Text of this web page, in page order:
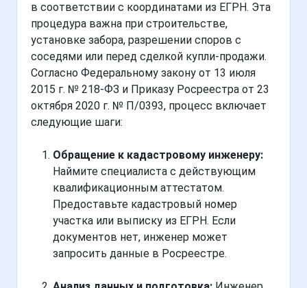
в соответствии с координатами из ЕГРН. Эта
процедура важна при строительстве,
установке забора, разрешении споров с
соседями или перед сделкой купли-продажи.
Согласно Федеральному закону от 13 июля
2015 г. № 218-ФЗ и Приказу Росреестра от 23
октября 2020 г. № П/0393, процесс включает
следующие шаги:
Обращение к кадастровому инженеру:
Наймите специалиста с действующим
квалификационным аттестатом.
Предоставьте кадастровый номер
участка или выписку из ЕГРН. Если
документов нет, инженер может
запросить данные в Росреестре.